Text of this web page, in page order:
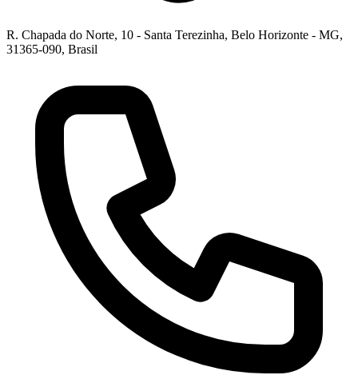
R. Chapada do Norte, 10 - Santa Terezinha, Belo Horizonte - MG,
31365-090, Brasil